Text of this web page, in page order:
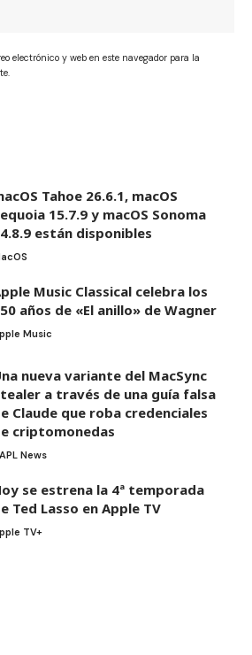
electrónico y web en este navegador para la
Tahoe 26.6.1, macOS
15.7.9 y macOS Sonoma
están disponibles
Music Classical celebra los
años de «El anillo» de Wagner
Music
nueva variante del MacSync
a través de una guía falsa
Claude que roba credenciales
criptomonedas
News
se estrena la 4ª temporada
Ted Lasso en Apple TV
TV+